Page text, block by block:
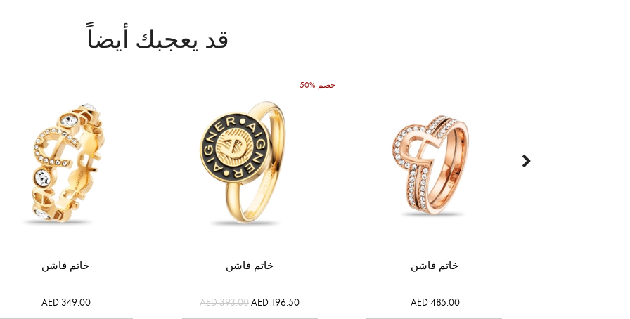
قد يعجبك أيضاً
خاتم فاشن
AED 349.00
50% خصم
خاتم فاشن
AED 393.00AED 196.50
خاتم فاشن
AED 485.00